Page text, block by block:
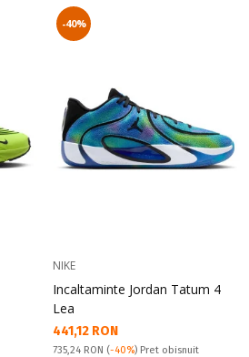
-40%
NIKE
Incaltaminte Jordan Tatum 4
Lea
Текуща цена:
441,12 RON
Pret obisnuit:
735,24 RON (-40%) Pret obisnuit